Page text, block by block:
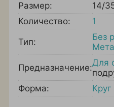
Размер:
14/
Количество:
1
Тип: Без
Предназначение:Для
Форма:
Круг